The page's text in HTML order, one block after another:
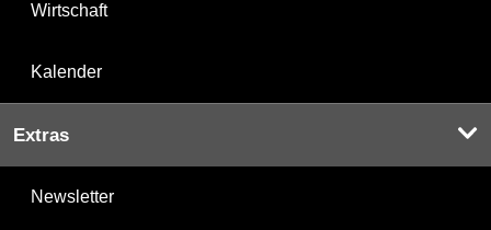
Wirtschaft
Kalender
Extras
Newsletter